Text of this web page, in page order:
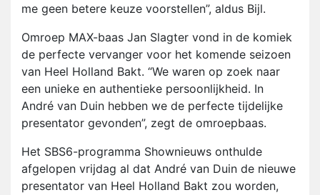
me geen betere keuze voorstellen”, aldus Bijl.
Omroep MAX-baas Jan Slagter vond in de komiek
de perfecte vervanger voor het komende seizoen
van Heel Holland Bakt. “We waren op zoek naar
een unieke en authentieke persoonlijkheid. In
André van Duin hebben we de perfecte tijdelijke
presentator gevonden”, zegt de omroepbaas.
Het SBS6-programma Shownieuws onthulde
afgelopen vrijdag al dat André van Duin de nieuwe
presentator van Heel Holland Bakt zou worden,